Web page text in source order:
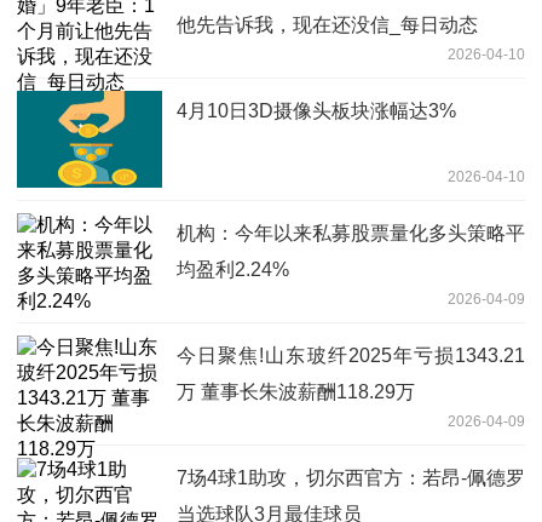
他先告诉我，现在还没信_每日动态
2026-04-10
4月10日3D摄像头板块涨幅达3%
2026-04-10
机构：今年以来私募股票量化多头策略平
均盈利2.24%
2026-04-09
今日聚焦!山东玻纤2025年亏损1343.21
万 董事长朱波薪酬118.29万
2026-04-09
7场4球1助攻，切尔西官方：若昂-佩德罗
当选球队3月最佳球员